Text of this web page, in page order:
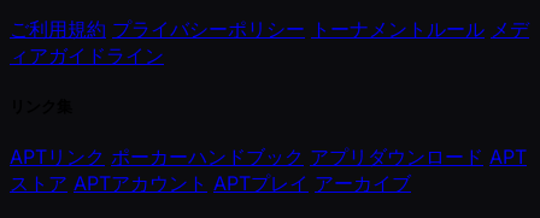
ご利用規約 プライバシーポリシー トーナメントルール メデ
ィアガイドライン
APTリンク ポーカーハンドブック アプリダウンロード APT
ストア APTアカウント APTプレイ アーカイブ